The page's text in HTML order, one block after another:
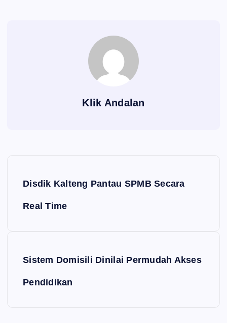
Klik Andalan
Disdik Kalteng Pantau SPMB Secara
Real Time
Sistem Domisili Dinilai Permudah Akses
Pendidikan